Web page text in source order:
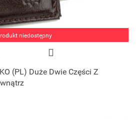
niedostępny
(PL) Duże Dwie Części Z